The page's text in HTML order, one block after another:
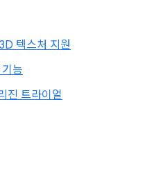
텍스처 지원
능
진 트라이얼